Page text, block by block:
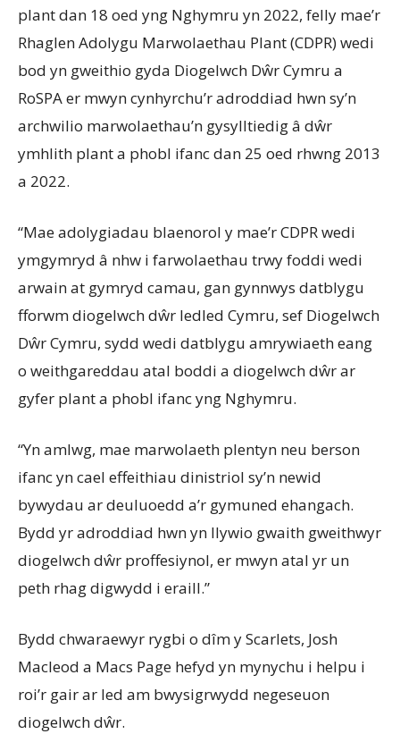
plant dan 18 oed yng Nghymru yn 2022, felly mae’r
Rhaglen Adolygu Marwolaethau Plant (CDPR) wedi
bod yn gweithio gyda Diogelwch Dŵr Cymru a
RoSPA er mwyn cynhyrchu’r adroddiad hwn sy’n
archwilio marwolaethau’n gysylltiedig â dŵr
ymhlith plant a phobl ifanc dan 25 oed rhwng 2013
a 2022.
“Mae adolygiadau blaenorol y mae’r CDPR wedi
ymgymryd â nhw i farwolaethau trwy foddi wedi
arwain at gymryd camau, gan gynnwys datblygu
fforwm diogelwch dŵr ledled Cymru, sef Diogelwch
Dŵr Cymru, sydd wedi datblygu amrywiaeth eang
o weithgareddau atal boddi a diogelwch dŵr ar
gyfer plant a phobl ifanc yng Nghymru.
“Yn amlwg, mae marwolaeth plentyn neu berson
ifanc yn cael effeithiau dinistriol sy’n newid
bywydau ar deuluoedd a’r gymuned ehangach.
Bydd yr adroddiad hwn yn llywio gwaith gweithwyr
diogelwch dŵr proffesiynol, er mwyn atal yr un
peth rhag digwydd i eraill.”
Bydd chwaraewyr rygbi o dîm y Scarlets, Josh
Macleod a Macs Page hefyd yn mynychu i helpu i
roi’r gair ar led am bwysigrwydd negeseuon
diogelwch dŵr.